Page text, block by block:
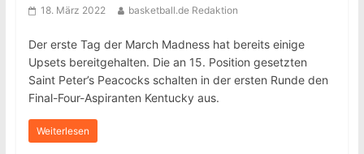
18. März 2022 basketball.de Redaktion
Der erste Tag der March Madness hat bereits einige
Upsets bereitgehalten. Die an 15. Position gesetzten
Saint Peter’s Peacocks schalten in der ersten Runde den
Final-Four-Aspiranten Kentucky aus.
Weiterlesen